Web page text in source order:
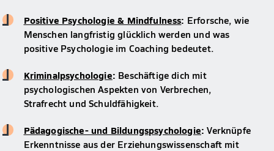
Positive Psychologie & Mindfulness: Erforsche, wie
Menschen langfristig glücklich werden und was
positive Psychologie im Coaching bedeutet.
Kriminalpsychologie: Beschäftige dich mit
psychologischen Aspekten von Verbrechen,
Strafrecht und Schuldfähigkeit.
Pädagogische- und Bildungspsychologie: Verknüpfe
Erkenntnisse aus der Erziehungswissenschaft mit